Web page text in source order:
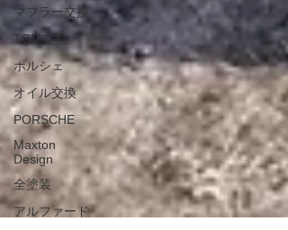
マフラー交換
TCM交換
ポルシェ
オイル交換
PORSCHE
Maxton
Design
全塗装
アルファード